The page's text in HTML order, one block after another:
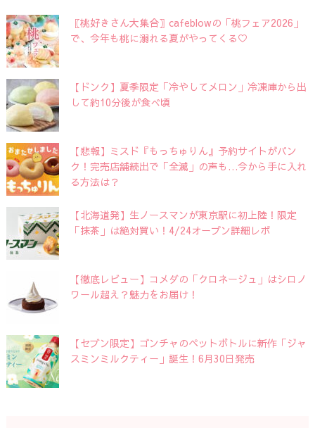
〖桃好きさん大集合〗cafeblowの「桃フェア2026」
で、今年も桃に溺れる夏がやってくる♡
【ドンク】夏季限定「冷やしてメロン」冷凍庫から出
して約10分後が食べ頃
【悲報】ミスド『もっちゅりん』予約サイトがパン
ク！完売店舗続出で「全滅」の声も…今から手に入れ
る方法は？
【北海道発】生ノースマンが東京駅に初上陸！限定
「抹茶」は絶対買い！4/24オープン詳細レポ
【徹底レビュー】コメダの「クロネージュ」はシロノ
ワール超え？魅力をお届け！
【セブン限定】ゴンチャのペットボトルに新作「ジャ
スミンミルクティー」誕生！6月30日発売